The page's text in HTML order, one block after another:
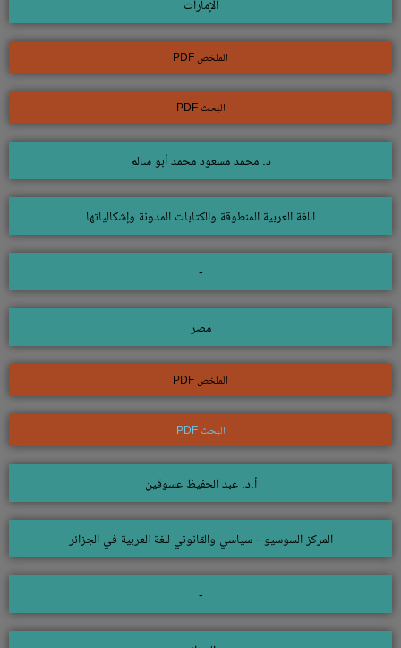
الإمارات
الملخص PDF
البحث PDF
د. محمد مسعود محمد أبو سالم
اللغة العربية المنطوقة والكتابات المدونة وإشكالياتها
-
مصر
الملخص PDF
البحث PDF
أ.د. عبد الحفيظ عسوقين
المركز السوسيو - سياسي والقانوني للغة العربية في الجزائر
-